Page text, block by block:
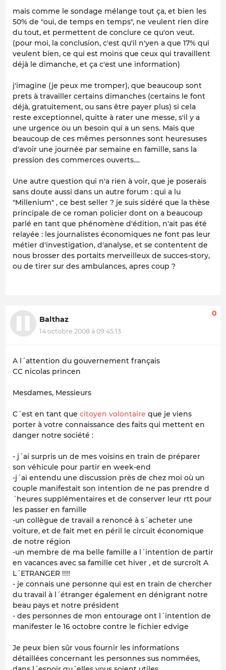
mais comme le sondage mélange tout ça, et bien les
50% de "oui, de temps en temps", ne veulent rien dire
du tout, et permettent de conclure ce qu'on veut.
(pour moi, la conclusion, c'est qu'il n'yen a que 17% qui
veulent bien, ce qui est moins que ceux qui travaillent
déjà le dimanche, et ça c'est une information)
j'imagine (je peux me tromper), que beaucoup sont
prets à travailler certains dimanches (certains le font
déjà, gratuitement, ou sans être payer plus) si cela
reste exceptionnel, quitte à rater une messe, s'il y a
une urgence ou un besoin qui a un sens. Mais que
beaucoup de ces mêmes personnes sont heuresuses
d'avoir une journée par semaine en famille, sans la
pression des commerces ouverts....
Une autre question qui n'a rien à voir, que je poserais
sans doute aussi dans un autre forum : qui a lu
"Millenium" , ce best seller ? je suis sidéré que la thèse
principale de ce roman policier dont on a beaucoup
parlé en tant que phénomène d'édition, n'ait pas été
relayée : les journalistes économiques ne font pas leur
métier d'investigation, d'analyse, et se contentent de
nous brosser des portaits merveilleux de succes-story,
ou de tirer sur des ambulances, apres coup ?
Balthaz
14 octobre 2008 à 09:45:13
0
A l´attention du gouvernement français
CC nicolas princen
Mesdames, Messieurs
C´est en tant que citoyen volontaire que je viens
porter à votre connaissance des faits qui mettent en
danger notre société :
- j´ai surpris un de mes voisins en train de préparer
son véhicule pour partir en week-end
-j´ai entendu une discussion près de chez moi où un
couple manifestait son intention de ne pas prendre d
´heures supplémentaires et de conserver leur rtt pour
les passer en famille
-un collègue de travail a renoncé à s´acheter une
voiture, et de fait met en péril le circuit économique
de notre région
-un membre de ma belle famille a l´intention de partir
en vacances avec sa famille cet hiver , et de surcroît A
L´ETRANGER !!!!
- je connais une personne qui est en train de chercher
du travail à l´étranger également en dénigrant notre
beau pays et notre président
- des personnes de mon entourage ont l´intention de
manifester le 16 octobre contre le fichier edvige
Je peux bien sûr vous fournir les informations
détaillées concernant les personnes sus nommées,